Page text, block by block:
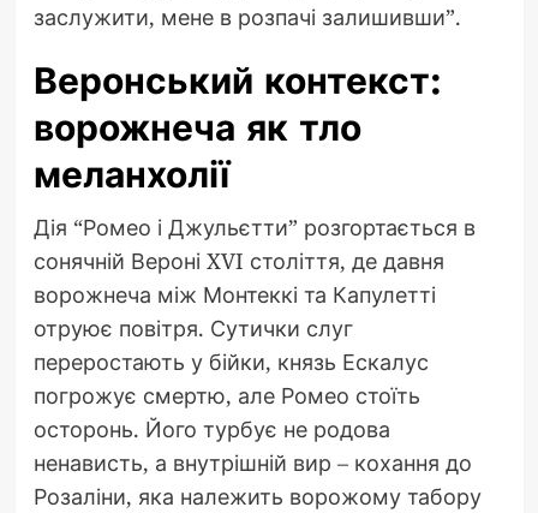
заслужити, мене в розпачі залишивши”.
Веронський контекст:
ворожнеча як тло
меланхолії
Дія “Ромео і Джульєтти” розгортається в
сонячній Вероні XVI століття, де давня
ворожнеча між Монтеккі та Капулетті
отруює повітря. Сутички слуг
переростають у бійки, князь Ескалус
погрожує смертю, але Ромео стоїть
осторонь. Його турбує не родова
ненависть, а внутрішній вир – кохання до
Розаліни, яка належить ворожому табору